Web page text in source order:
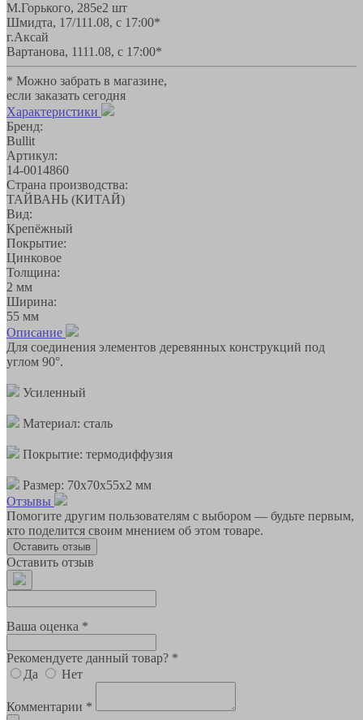
М.Горького, 285е2 шт
Шмидта, 17/111.08, с 17:00*
г.Аксай
Вартанова, 1111.08, с 17:00*
* Можно забрать в магазине,
если заказать сегодня
Характеристики
Бренд:
Bullit
Артикул:
14-0014860
Страна производства:
ТАЙВАНЬ (КИТАЙ)
Вид:
Крепёжный
Покрытие:
Цинковое
Толщина:
2 мм
Ширина:
55 мм
Описание
Для соединения элементов деревянных конструкций под
углом 90°.
Усиленный
Материал: сталь
Покрытие: термодиффузия
Размер: 70х70х55х2 мм
Отзывы
Помогите другим пользователям с выбором — будьте первым,
кто поделится своим мнением об этом товаре.
Оставить отзыв
Оставить отзыв
Ваша оценка *
Рекомендуете данный товар? *
Да
Нет
Комментарии *